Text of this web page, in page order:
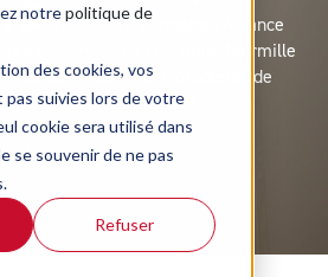
notrepolitique de
des cookies, vos
suivies lors de votre
cookie sera utilisé dans
se souvenir de ne pas
Refuser
encore quelques années, l’Alliance
au service de l'Écriture, fourmille
up. Quels sont les ingrédients de
le protestantisme ?